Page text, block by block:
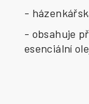
-
- obsahuje
esenciální